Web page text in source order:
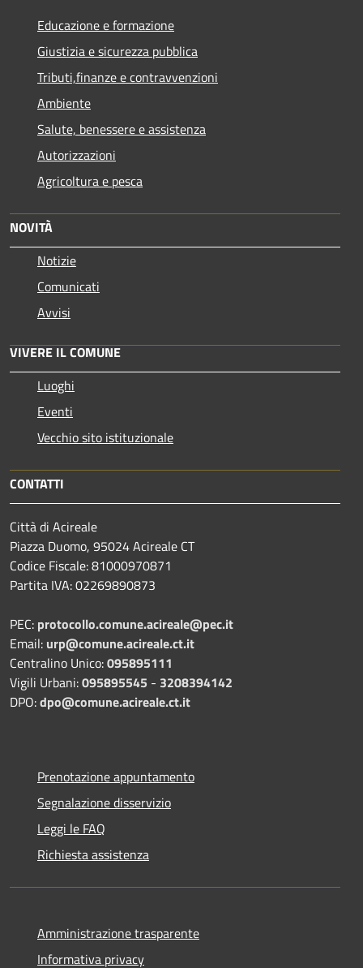
Educazione e formazione
Giustizia e sicurezza pubblica
Tributi,finanze e contravvenzioni
Ambiente
Salute, benessere e assistenza
Autorizzazioni
Agricoltura e pesca
NOVITÀ
Notizie
Comunicati
Avvisi
VIVERE IL COMUNE
Luoghi
Eventi
Vecchio sito istituzionale
CONTATTI
Città di Acireale
Piazza Duomo, 95024 Acireale CT
Codice Fiscale: 81000970871
Partita IVA: 02269890873
PEC: protocollo.comune.acireale@pec.it
Email: urp@comune.acireale.ct.it
Centralino Unico:095895111
Vigili Urbani:095895545 - 3208394142
DPO:dpo@comune.acireale.ct.it
Prenotazione appuntamento
Segnalazione disservizio
Leggi le FAQ
Richiesta assistenza
Amministrazione trasparente
Informativa privacy